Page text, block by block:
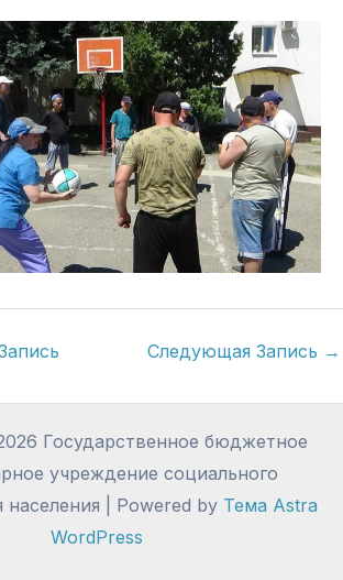
Следующая Запись →
Государственное бюджетное
учреждение социального
населения | Powered by Тема Astra
WordPress